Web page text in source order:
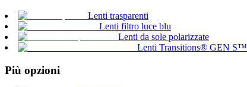
Lenti trasparenti
Lenti filtro luce blu
Lenti da sole polarizzate
Lenti Transitions® GEN S™
Più opzioni